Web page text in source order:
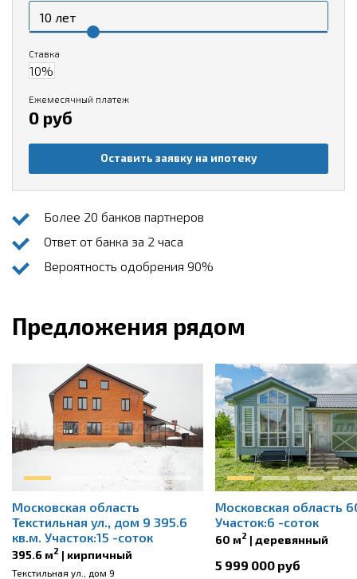
Ставка
Ежемесячный платеж
0 руб
Оставить заявку на ипотеку
Более 20 банков партнеров
Ответ от банка за 2 часа
Вероятность одобрения 90%
Предложения рядом
Московская область
Текстильная ул., дом 9 395.6
кв.м. Участок:15 -соток
395.6 м2 | кирпичный
Текстильная ул., дом 9
Московская область
Участок:6 -соток
60 м2 | деревянный
5 999 000 руб